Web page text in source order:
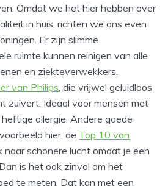
Omdat we het hier hebben over
in huis, richten we ons even
Er zijn slimme
ruimte kunnen reinigen van alle
en ziekteverwekkers.
van Philips , die vrijwel geluidloos
zuivert. Ideaal voor mensen met
allergie. Andere goede
hier: de Top 10 van
naar schonere lucht omdat je een
is het ook zinvol om het
te meten. Dat kan met een